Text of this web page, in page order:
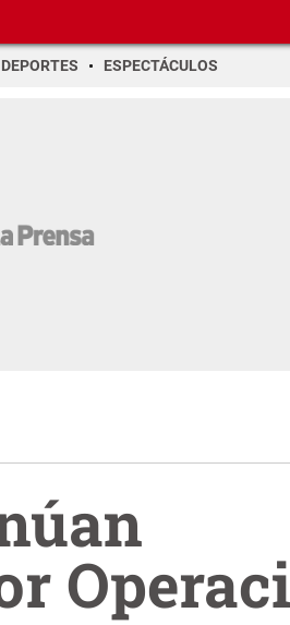
DEPORTES ESPECTÁCULOS